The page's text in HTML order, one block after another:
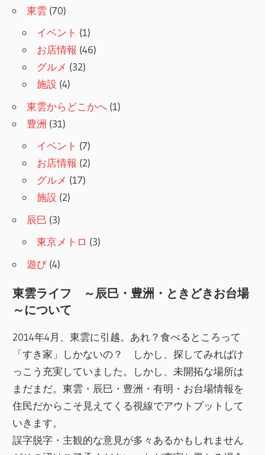
東雲 (70)
イベント (1)
お店情報 (46)
グルメ (32)
施設 (4)
東雲からどこかへ (1)
豊洲 (31)
イベント (7)
お店情報 (2)
グルメ (17)
施設 (2)
辰巳 (3)
東京メトロ (3)
遊び (4)
東雲ライフ ～辰巳・豊洲・ときどきお台場
～について
2014年4月、東雲に引越。あれ？食べるところって
「すき家」しかないの？ しかし、探してみればけ
っこう充実していました。しかし、未開拓な場所は
まだまだ。東雲・辰巳・豊洲・有明・お台場情報を
住民だからこそ見えてくる視線でアウトプットして
いきます。
誤字脱字・主観的な意見が多々あるかもしれません